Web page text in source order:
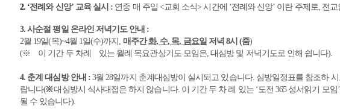
2. ‘전례와 신앙’ 교육 실시 : 연중 매 주일 <교회 소식>시간에 ‘전례와 신앙’ 이란 주제로, 전
3.사순절 평일 온라인 저녁기도 안내 :
2월 19일(목)~4월 1일(수)까지 , 매주간화, 수, 목, 금요일 저녁8시 (줌)
(※ 이 기간 두 차례 있는 월례 목요관상기도 모임은,대심방 및 저녁기도로 인해 쉽니다).
4. 춘계 대심방 안내 :3월28일까지 춘계대심방이 실시되고 있습니다. 심방일정표를 참조하
랍니다(※ 대심방시 식사대접은 하지 않습니다. 이 기간 두 차 례 있는 ‘도전 365 성서읽기 모임’
될 수 있습니다).